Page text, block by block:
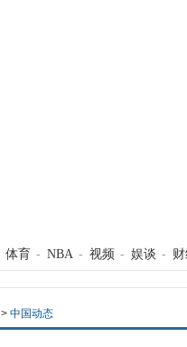
体育 - NBA - 视频 - 娱谈 -
> 中国动态